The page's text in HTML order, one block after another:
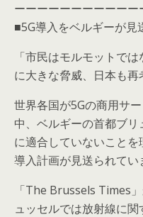
ーーーーーーーーーー
■5G導入をベルギーが見
「市民はモルモットで
に大きな脅威、日本も再
世界各国が5Gの商用サ
中、ベルギーの首都ブ
に適合していないこと
導入計画が見送られてい
「The Brussels Times
ュッセルでは放射線に